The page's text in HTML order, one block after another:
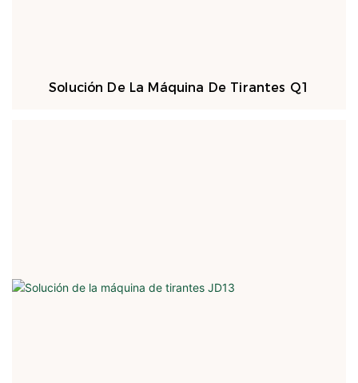
Solución De La Máquina De Tirantes Q1